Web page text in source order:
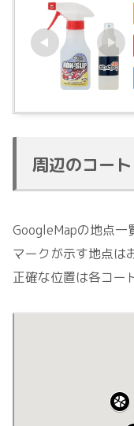
周辺のコー
GoogleMapの地点一
マークが示す地点は
正確な位置は各コー